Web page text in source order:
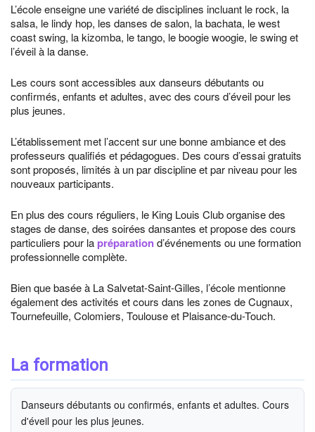
L’école enseigne une variété de disciplines incluant le rock, la
salsa, le lindy hop, les danses de salon, la bachata, le west
coast swing, la kizomba, le tango, le boogie woogie, le swing et
l’éveil à la danse.
Les cours sont accessibles aux danseurs débutants ou
confirmés, enfants et adultes, avec des cours d’éveil pour les
plus jeunes.
L’établissement met l’accent sur une bonne ambiance et des
professeurs qualifiés et pédagogues. Des cours d’essai gratuits
sont proposés, limités à un par discipline et par niveau pour les
nouveaux participants.
En plus des cours réguliers, le King Louis Club organise des
stages de danse, des soirées dansantes et propose des cours
particuliers pour la préparationd’événements ou une formation
professionnelle complète.
Bien que basée à La Salvetat-Saint-Gilles, l’école mentionne
également des activités et cours dans les zones de Cugnaux,
Tournefeuille, Colomiers, Toulouse et Plaisance-du-Touch.
La formation
Danseurs débutants ou confirmés, enfants et adultes. Cours
d'éveil pour les plus jeunes.